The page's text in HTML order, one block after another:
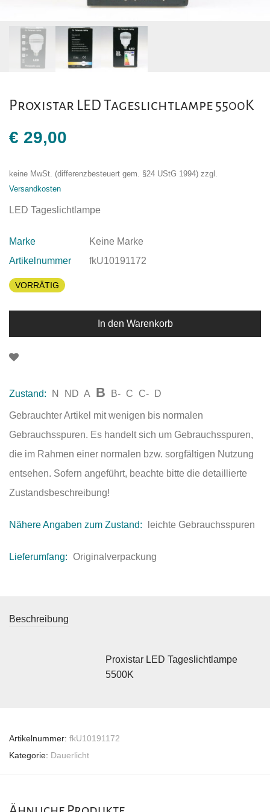
Proxistar LED Tageslichtlampe 5500K
€ 29,00
keine MwSt. (differenzbesteuert gem. §24 UStG 1994) zzgl.
Versandkosten
LED Tageslichtlampe
Marke
Keine Marke
Artikelnummer
fkU10191172
VORRÄTIG
In den Warenkorb
Zustand: N ND A B B- C C- D
Gebrauchter Artikel mit wenigen bis normalen
Gebrauchsspuren. Es handelt sich um Gebrauchsspuren,
die im Rahmen einer normalen bzw. sorgfältigen Nutzung
entsehen. Sofern angeführt, beachte bitte die detaillierte
Zustandsbeschreibung!
Nähere Angaben zum Zustand: leichte Gebrauchsspuren
Lieferumfang: Originalverpackung
Beschreibung
Proxistar LED Tageslichtlampe
5500K
Artikelnummer: fkU10191172
Kategorie: Dauerlicht